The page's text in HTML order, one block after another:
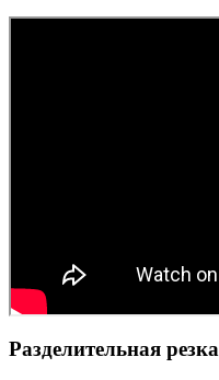
Разделительная резка